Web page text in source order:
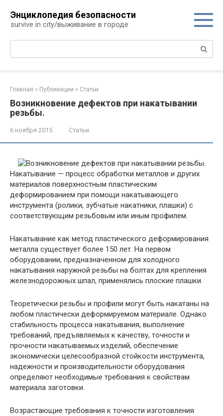
контенту
Энциклопедия безопасности
survive in city/выживание в городе
Поиск:
Главная » Публикации » Статьи
Возникновение дефектов при накатывании
резьбы.
6 ноября 2015 Статьи
Накатывание — процесс обработки металлов и других
материалов поверхностным пластическим
деформированием при помощи накатывающего
инструмента (ролики, зубчатые накатники, плашки) с
соответствующим резьбовым или иным профилем.
Накатывание как метод пластического деформирования
металла существует более 150 лет. На первом
оборудовании, предназначенном для холодного
накатывания наружной резьбы на болтах для крепления
железнодорожных шпал, применялись плоские плашки.
Теоретически резьбы и профили могут быть накатаны на
любом пластически деформируемом материале. Однако
стабильность процесса накатывания, выполнение
требований, предъявляемых к качеству, точности и
прочности накатываемых изделий, обеспечение
экономически целесообразной стойкости инструмента,
надежности и производительности оборудования
определяют необходимые требования к свойствам
материала заготовки.
Возрастающие требования к точности изготовления